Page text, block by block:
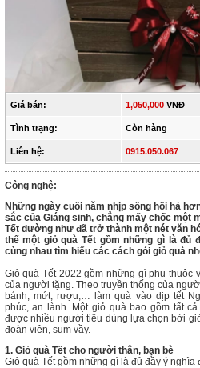
Giá bán: 1,050,000VNĐ
Tình trạng: Còn hàng
Liên hệ: 0915.050.067
Công nghệ:
Những ngày cuối năm nhịp sống hối hả
sắc của Giáng sinh, chẳng mấy chốc một
Tết dường như đã trở thành một nét văn
thế một giỏ quà Tết gồm những gì là đủ
cùng nhau tìm hiểu các cách gói giỏ quà
Giỏ quà Tết 2022 gồm những gì phụ thuộc
của người tặng. Theo truyền thống của
bánh, mứt, rượu,… làm quà vào dịp tết
phúc, an lành. Một giỏ quà bao gồm tất
được nhiều người tiêu dùng lựa chọn bởi
đoàn viên, sum vầy.
1. Giỏ quà Tết cho người thân, bạn bè
Giỏ quà Tết gồm những gì là đủ đầy ý